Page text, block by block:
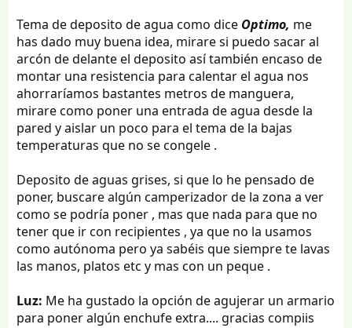
Tema de deposito de agua como dice Optimo, me
has dado muy buena idea, mirare si puedo sacar al
arcón de delante el deposito así también encaso de
montar una resistencia para calentar el agua nos
ahorraríamos bastantes metros de manguera,
mirare como poner una entrada de agua desde la
pared y aislar un poco para el tema de la bajas
temperaturas que no se congele .
Deposito de aguas grises, si que lo he pensado de
poner, buscare algún camperizador de la zona a ver
como se podría poner , mas que nada para que no
tener que ir con recipientes , ya que no la usamos
como autónoma pero ya sabéis que siempre te lavas
las manos, platos etc y mas con un peque .
Luz: Me ha gustado la opción de agujerar un armario
para poner algún enchufe extra.... gracias compiis